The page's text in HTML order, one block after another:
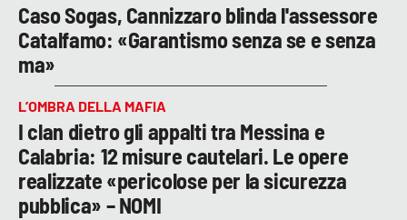
Caso Sogas, Cannizzaro blinda l'assessore
Catalfamo: «Garantismo senza se e senza
ma»
L’OMBRA DELLA MAFIA
I clan dietro gli appalti tra Messina e
Calabria: 12 misure cautelari. Le opere
realizzate «pericolose per la sicurezza
pubblica» – NOMI